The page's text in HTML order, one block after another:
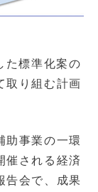
た標準化案の
取り組む計画
助事業の一環
催される経済
告会で、成果